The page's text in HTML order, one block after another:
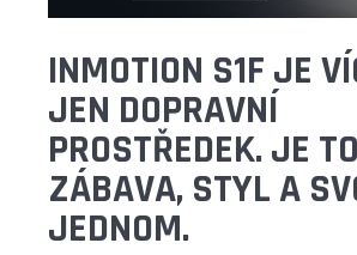
INMOTION S1F JE
JEN DOPRAVNÍ
PROSTŘEDEK. JE TO
ZÁBAVA, STYL A
JEDNOM.